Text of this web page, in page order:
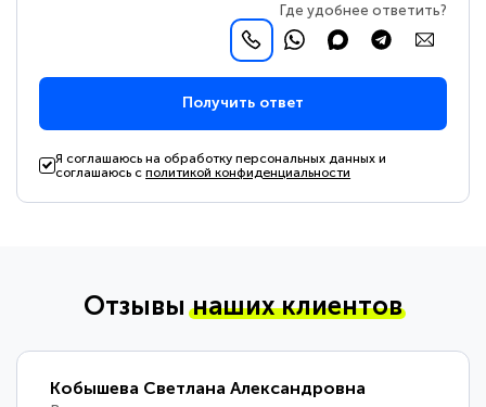
Где удобнее ответить?
Получить ответ
Я соглашаюсь на обработку персональных данных и
соглашаюсь сполитикой конфиденциальности
Отзывынаших клиентов
Кобышева Светлана Александровна